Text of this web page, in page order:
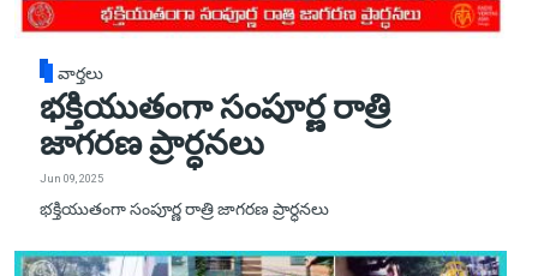
వార్తలు
భక్తియుతంగా సంపూర్ణ రాత్రి
జాగరణ ప్రార్ధనలు
Jun 09, 2025
భక్తియుతంగా సంపూర్ణ రాత్రి జాగరణ ప్రార్ధనలు